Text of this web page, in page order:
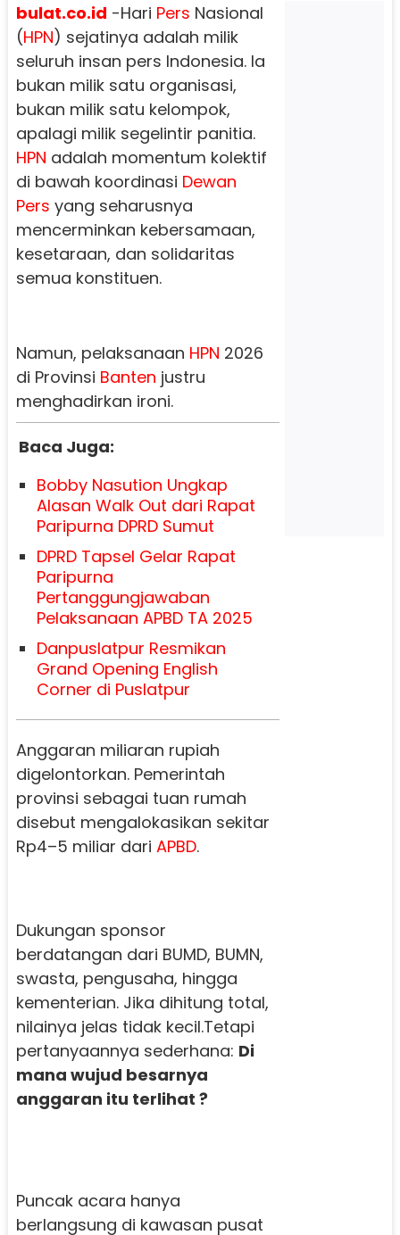
bulat.co.id -Hari Pers Nasional
(HPN) sejatinya adalah milik
seluruh insan pers Indonesia. Ia
bukan milik satu organisasi,
bukan milik satu kelompok,
apalagi milik segelintir panitia.
HPN adalah momentum kolektif
di bawah koordinasi Dewan
Pers yang seharusnya
mencerminkan kebersamaan,
kesetaraan, dan solidaritas
semua konstituen.
Namun, pelaksanaan HPN 2026
di Provinsi Banten justru
menghadirkan ironi.
Baca Juga:
Bobby Nasution Ungkap
Alasan Walk Out dari Rapat
Paripurna DPRD Sumut
DPRD Tapsel Gelar Rapat
Paripurna
Pertanggungjawaban
Pelaksanaan APBD TA 2025
Danpuslatpur Resmikan
Grand Opening English
Corner di Puslatpur
Anggaran miliaran rupiah
digelontorkan. Pemerintah
provinsi sebagai tuan rumah
disebut mengalokasikan sekitar
Rp4–5 miliar dari APBD.
Dukungan sponsor
berdatangan dari BUMD, BUMN,
swasta, pengusaha, hingga
kementerian. Jika dihitung total,
nilainya jelas tidak kecil.Tetapi
pertanyaannya sederhana: Di
mana wujud besarnya
anggaran itu terlihat ?
Puncak acara hanya
berlangsung di kawasan pusat